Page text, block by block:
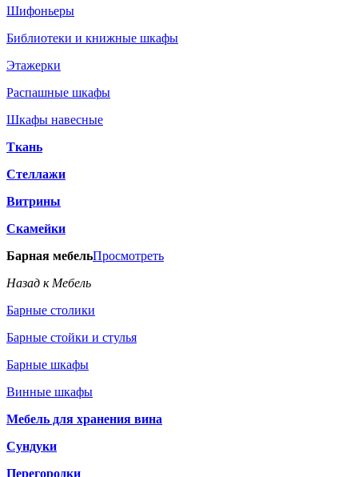
Шифоньеры
Библиотеки и книжные шкафы
Этажерки
Распашные шкафы
Шкафы навесные
Ткань
Стеллажи
Витрины
Скамейки
Барная мебельПросмотреть
Назад к Мебель
Барные столики
Барные стойки и стулья
Барные шкафы
Винные шкафы
Мебель для хранения вина
Сундуки
Перегородки